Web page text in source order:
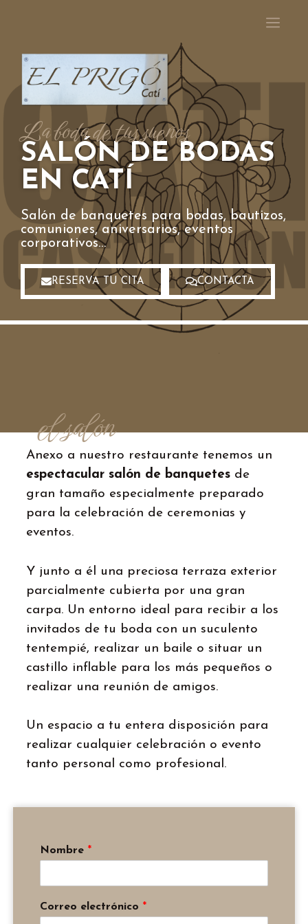
La boda de tus sueños
SALÓN DE BODAS
EN CATÍ
Salón de banquetes para bodas, bautizos,
comuniones, aniversarios, eventos
corporativos…
RESERVA TU CITA CONTACTA
el salón
Anexo a nuestro restaurante tenemos un
espectacular salón de banquetes de
gran tamaño especialmente preparado
para la celebración de ceremonias y
eventos.
Y junto a él una preciosa terraza exterior
parcialmente cubierta por una gran
carpa. Un entorno ideal para recibir a los
invitados de tu boda con un suculento
tentempié, realizar un baile o situar un
castillo inflable para los más pequeños o
realizar una reunión de amigos.
Un espacio a tu entera disposición para
realizar cualquier celebración o evento
tanto personal como profesional.
Nombre *
Correo electrónico *